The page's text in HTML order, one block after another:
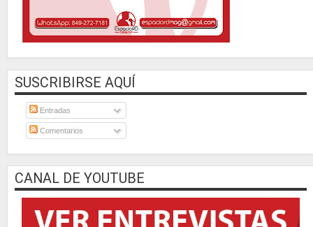
SUSCRIBIRSE AQUÍ
Entradas
Comentarios
CANAL DE YOUTUBE